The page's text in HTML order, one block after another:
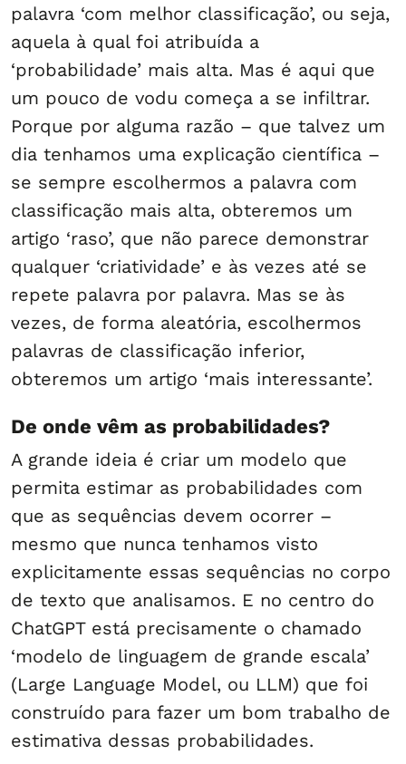
palavra ‘com melhor classificação’, ou seja,
aquela à qual foi atribuída a
‘probabilidade’ mais alta. Mas é aqui que
um pouco de vodu começa a se infiltrar.
Porque por alguma razão – que talvez um
dia tenhamos uma explicação científica –
se sempre escolhermos a palavra com
classificação mais alta, obteremos um
artigo ‘raso’, que não parece demonstrar
qualquer ‘criatividade’ e às vezes até se
repete palavra por palavra. Mas se às
vezes, de forma aleatória, escolhermos
palavras de classificação inferior,
obteremos um artigo ‘mais interessante’.
De onde vêm as probabilidades?
A grande ideia é criar um modelo que
permita estimar as probabilidades com
que as sequências devem ocorrer –
mesmo que nunca tenhamos visto
explicitamente essas sequências no corpo
de texto que analisamos. E no centro do
ChatGPT está precisamente o chamado
‘modelo de linguagem de grande escala’
(Large Language Model, ou LLM) que foi
construído para fazer um bom trabalho de
estimativa dessas probabilidades.